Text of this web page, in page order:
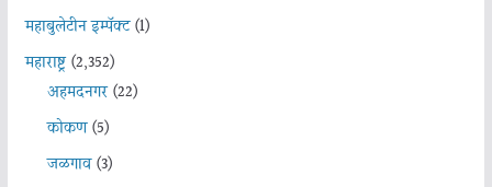
महाबुलेटीन इम्पॅक्ट(1)
महाराष्ट्र(2,352)
अहमदनगर(22)
कोकण(5)
जळगाव(3)